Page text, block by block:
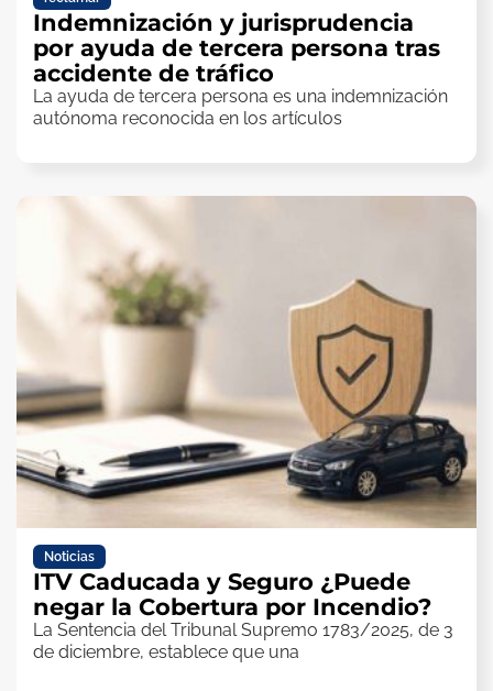
Indemnización y jurisprudencia
por ayuda de tercera persona tras
accidente de tráfico
La ayuda de tercera persona es una indemnización
autónoma reconocida en los artículos
Noticias
ITV Caducada y Seguro ¿Puede
negar la Cobertura por Incendio?
La Sentencia del Tribunal Supremo 1783/2025, de 3
de diciembre, establece que una